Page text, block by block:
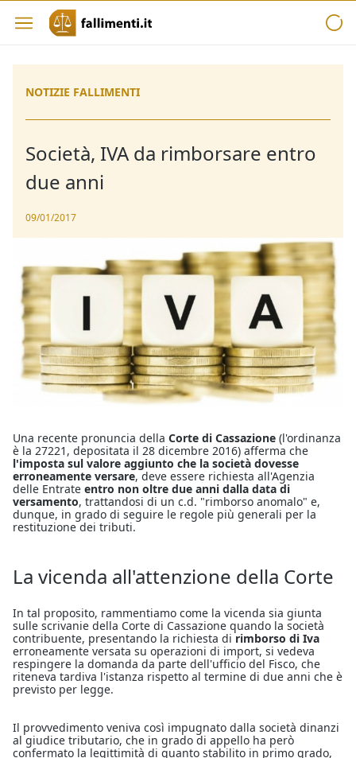
NOTIZIE FALLIMENTI
Società, IVA da rimborsare entro
due anni
09/01/2017
Una recente pronuncia della Corte di Cassazione (l'ordinanza
è la 27221, depositata il 28 dicembre 2016) afferma che
l'imposta sul valore aggiunto che la società dovesse
erroneamente versare, deve essere richiesta all'Agenzia
delle Entrate entro non oltre due anni dalla data di
versamento, trattandosi di un c.d. "rimborso anomalo" e,
dunque, in grado di seguire le regole più generali per la
restituzione dei tributi.
La vicenda all'attenzione della Corte
In tal proposito, rammentiamo come la vicenda sia giunta
sulle scrivanie della Corte di Cassazione quando la società
contribuente, presentando la richiesta di rimborso di Iva
erroneamente versata su operazioni di import, si vedeva
respingere la domanda da parte dell'ufficio del Fisco, che
riteneva tardiva l'istanza rispetto al termine di due anni che è
previsto per legge.
Il provvedimento veniva così impugnato dalla società dinanzi
al giudice tributario, che in grado di appello ha però
confermato la legittimità di quanto stabilito in primo grado,